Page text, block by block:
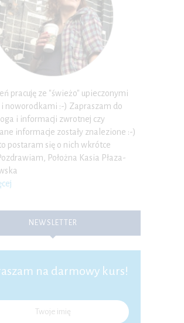
pracuję ze "świeżo" upieczonymi
noworodkami :-) Zapraszam do
i informacji zwrotnej czy
informacje zostały znalezione :-)
postaram się o nich wkrótce
Położna Kasia Płaza-
NEWSLETTER
na darmowy kurs!